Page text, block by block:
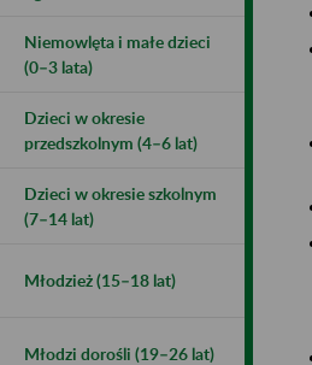
Niemowlęta i małe dzieci
(0–3 lata)
Dzieci w okresie
przedszkolnym (4–6 lat)
Dzieci w okresie szkolnym
(7–14 lat)
Młodzież (15–18 lat)
Młodzi dorośli (19–26 lat)